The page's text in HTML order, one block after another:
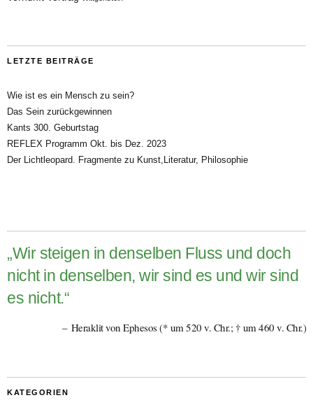
LETZTE BEITRÄGE
Wie ist es ein Mensch zu sein?
Das Sein zurückgewinnen
Kants 300. Geburtstag
REFLEX Programm Okt. bis Dez. 2023
Der Lichtleopard. Fragmente zu Kunst,Literatur, Philosophie
„Wir steigen in denselben Fluss und doch
nicht in denselben, wir sind es und wir sind
es nicht.“
Heraklit von Ephesos (* um 520 v. Chr.; † um 460 v. Chr.)
KATEGORIEN